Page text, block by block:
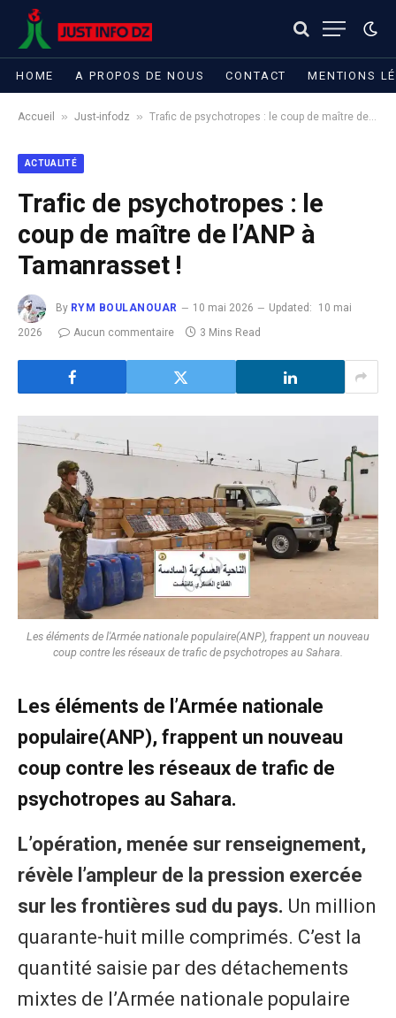
HOME A PROPOS DE NOUS CONTACT MENTIONS
Accueil » Just-infodz » Trafic de psychotropes : le coup de maître de l’ANP à Tamanrasset !
ACTUALITÉ
Trafic de psychotropes : le
coup de maître de l’ANP à
Tamanrasset !
By RYM BOULANOUAR 10 mai 2026 Updated:
10 mai
2026
Aucun commentaire 3 Mins Read
Les éléments de l'Armée nationale populaire(ANP), frappent un nouveau
coup contre les réseaux de trafic de psychotropes au Sahara.
Les éléments de l’Armée nationale
populaire(ANP), frappent un nouveau
coup contre les réseaux de trafic de
psychotropes au Sahara.
L’opération, menée sur renseignement,
révèle l’ampleur de la pression exercée
sur les frontières sud du pays. Un million
quarante-huit mille comprimés. C’est la
quantité saisie par des détachements
mixtes de l’Armée nationale populaire